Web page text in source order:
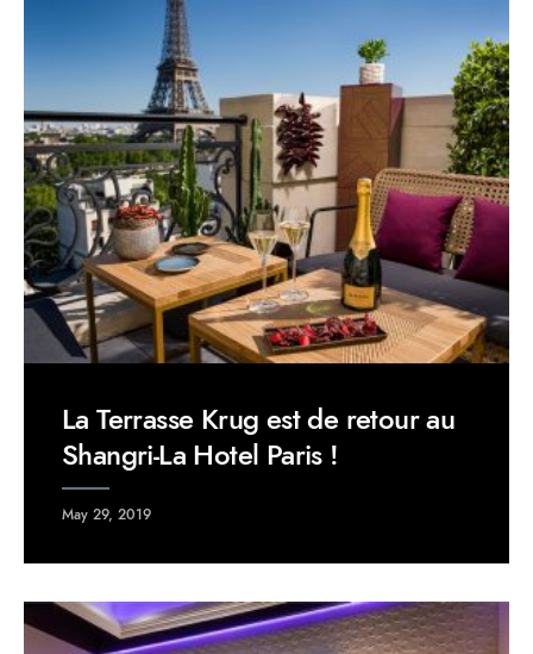
La Terrasse Krug est de retour au
Shangri-La Hotel Paris !
May 29, 2019